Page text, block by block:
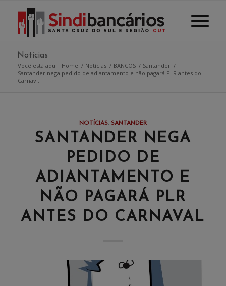
Notícias
Você está aqui: Home / Notícias / BANCOS / Santander /
Santander nega pedido de adiantamento e não pagará PLR antes do
Carnav...
NOTÍCIAS, SANTANDER
SANTANDER NEGA
PEDIDO DE
ADIANTAMENTO E
NÃO PAGARÁ PLR
ANTES DO CARNAVAL